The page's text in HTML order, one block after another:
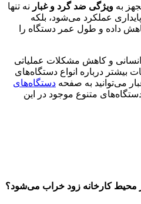
به ویژگی ضد گرد و غبار نه تنها
عملکرد می‌شود، بلکه
داده و طول عمر دستگاه را
انسانی و کاهش مشکلات عملیاتی
درباره انواع دستگاه‌های
می‌توانید به صفحه دستگاه‌های
متنوع موجود در این